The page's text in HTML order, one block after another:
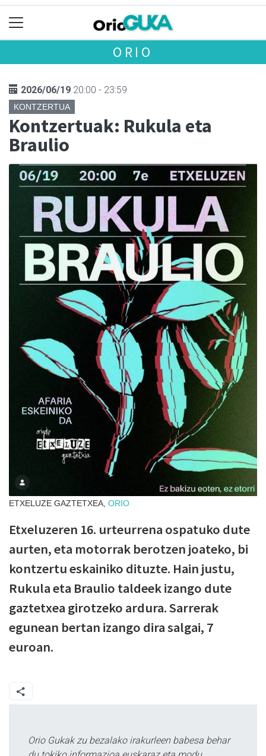
ORIO
2026/06/19 20:00 - 23:59
KONTZERTUA
Kontzertuak: Rukula eta
Braulio
ETXELUZE GAZTETXEA, ORIO
Etxeluzeren 16. urteurrena ospatuko dute
aurten, eta motorrak berotzen joateko, bi
kontzertu eskainiko dituzte. Hain justu,
Rukula eta Braulio taldeek izango dute
gaztetxea girotzeko ardura. Sarrerak
egunean bertan izango dira salgai, 7
euroan.
Orio Gukak zu bezalako irakurleen babesa behar